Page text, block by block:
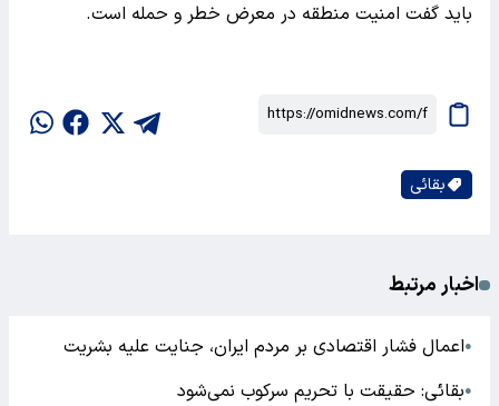
باید گفت امنیت منطقه در معرض خطر و حمله است.
بقائی
اخبار مرتبط
●اعمال فشار اقتصادی بر مردم ایران، جنایت علیه بشریت
●بقائی: حقیقت با تحریم سرکوب نمی‌شود